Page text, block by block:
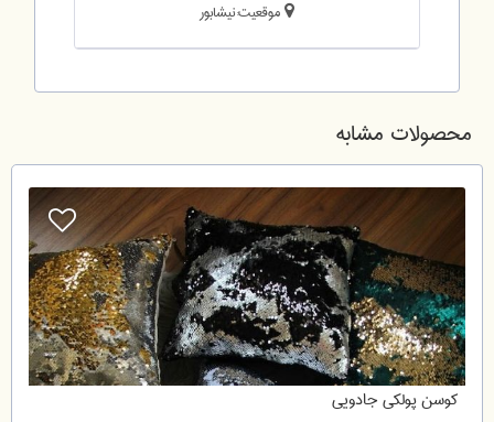
محصولات مشابه
کوسن پولکی جادویی